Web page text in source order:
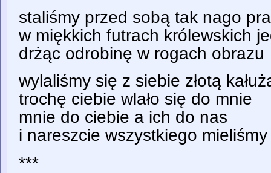
staliśmy przed sobą tak nago
w miękkich futrach królewskich
drżąc odrobinę w rogach obrazu
wylaliśmy się z siebie złotą
trochę ciebie wlało się do mnie
mnie do ciebie a ich do nas
i nareszcie wszystkiego
***